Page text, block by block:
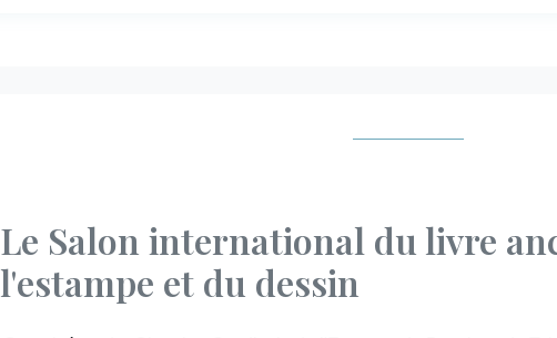
Le Salon international du livre
l'estampe et du dessin